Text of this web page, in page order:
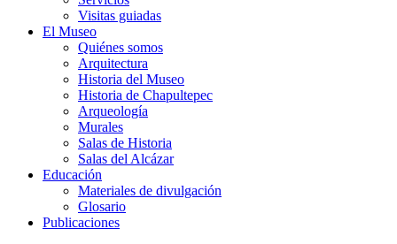
Visitas guiadas
El Museo
Quiénes somos
Arquitectura
Historia del Museo
Historia de Chapultepec
Arqueología
Murales
Salas de Historia
Salas del Alcázar
Educación
Materiales de divulgación
Glosario
Publicaciones